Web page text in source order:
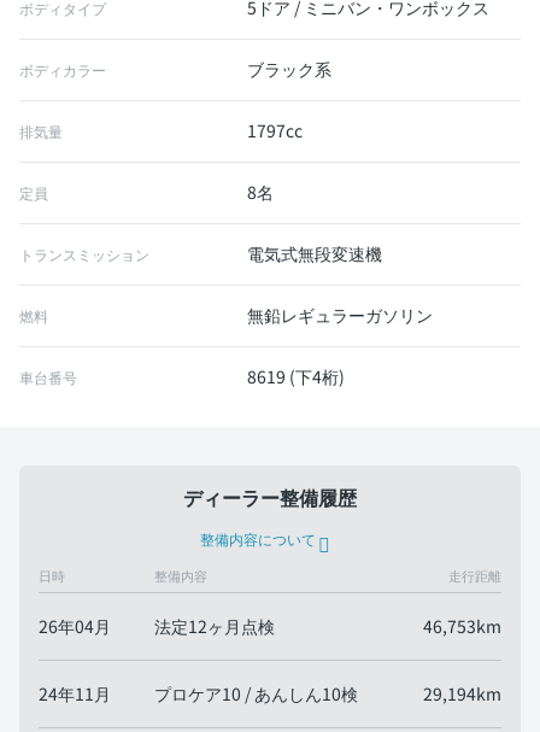
ボディタイプ 5ドア / ミニバン・ワンボックス
ボディカラー ブラック系
排気量 1797cc
定員 8名
トランスミッション 電気式無段変速機
燃料 無鉛レギュラーガソリン
車台番号 8619 (下4桁)
ディーラー整備履歴
整備内容について
日時 整備内容 走行距離
26年04月 法定12ヶ月点検 46,753km
24年11月 プロケア10 / あんしん10検 29,194km